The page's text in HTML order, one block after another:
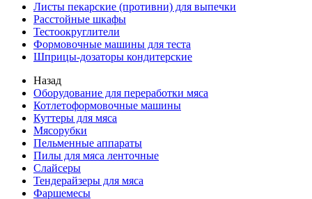
Листы пекарские (противни) для выпечки
Расстойные шкафы
Тестоокруглители
Формовочные машины для теста
Шприцы-дозаторы кондитерские
Назад
Оборудование для переработки мяса
Котлетоформовочные машины
Куттеры для мяса
Мясорубки
Пельменные аппараты
Пилы для мяса ленточные
Слайсеры
Тендерайзеры для мяса
Фаршемесы